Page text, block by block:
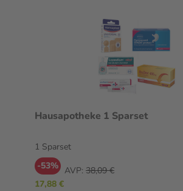
Hausapotheke 1 Sparset
1 Sparset
-53% AVP: 38,09 €
17,88 €